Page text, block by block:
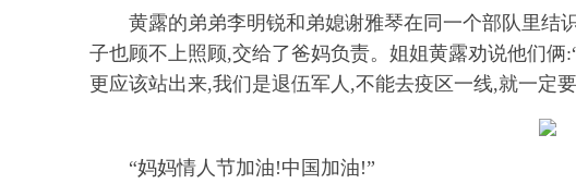
黄露的弟弟李明锐和弟媳谢雅琴在同一个部队里结
子也顾不上照顾,交给了爸妈负责。姐姐黄露劝说他们
更应该站出来,我们是退伍军人,不能去疫区一线,就一定
“妈妈情人节加油!中国加油!”